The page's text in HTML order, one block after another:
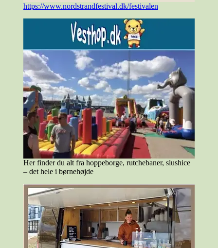
https://www.nordstrandfestival.dk/festivalen
Her finder du alt fra hoppeborge, rutchebaner, slushice
– det hele i børnehøjde